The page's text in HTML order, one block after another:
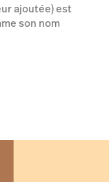
ajoutée) est
son nom